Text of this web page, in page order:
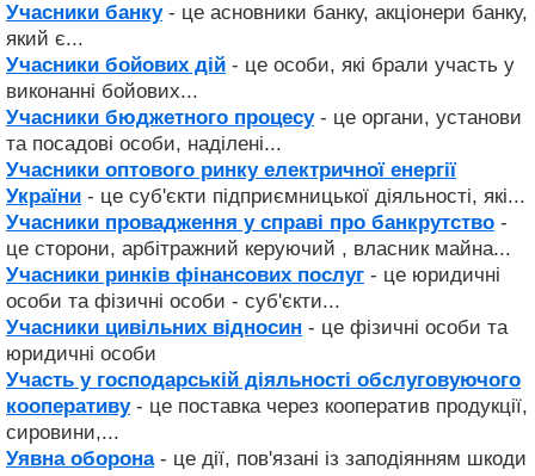
Учасники банку- це асновники банку, акціонери банку,
який є...
Учасники бойових дій - це особи, які брали участь у
виконанні бойових...
Учасники бюджетного процесу- це органи, установи
та посадові особи, наділені...
Учасники оптового ринку електричної енергії
України - це суб'єкти підприємницької діяльності, які...
Учасники провадження у справі про банкрутство -
це сторони, арбітражний керуючий , власник майна...
Учасники ринків фінансових послуг - це юридичні
особи та фізичні особи - суб'єкти...
Учасники цивільних відносин - це фізичні особи та
юридичні особи
Участь у господарській діяльності обслуговуючого
кооперативу- це поставка через кооператив продукції,
сировини,...
Уявна оборона- це дії, пов'язані із заподіянням шкоди